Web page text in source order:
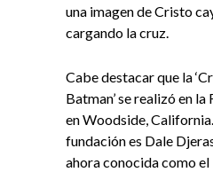
una imagen de Cristo
cargando la cruz.
Cabe destacar que la
Batman’ se realizó en
en Woodside,
fundación es Dale
ahora conocida como